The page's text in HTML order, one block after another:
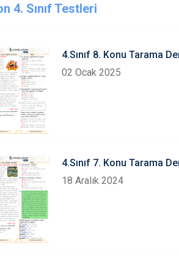
4. Sınıf Testleri
4.Sınıf 8. Konu Tarama
02 Ocak 2025
4.Sınıf 7. Konu Tarama
18 Aralık 2024